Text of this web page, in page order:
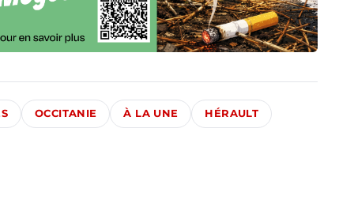
OCCITANIE À LA UNE HÉRAULT